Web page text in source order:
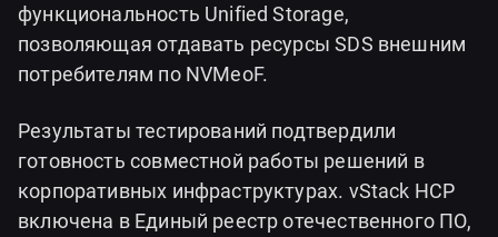
функциональность Unified Storage,
позволяющая отдавать ресурсы SDS внешним
потребителям по NVMeoF.
Результаты тестирований подтвердили
готовность совместной работы решений в
корпоративных инфраструктурах. vStack HCP
включена в Единый реестр отечественного ПО,